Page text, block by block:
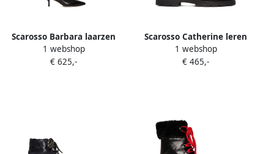
Scarosso Barbara laarzen
met puntige neus en
ruches Zwart
1 webshop
€ 625,-
Scarosso Catherine leren
veterlaarzen Zwart
1 webshop
€ 465,-